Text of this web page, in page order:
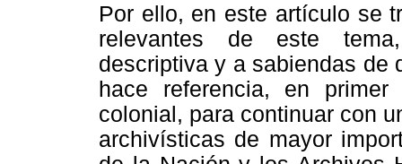
Por ello, en este artículo se
relevantes de este
descriptiva y a sabiendas de
hace referencia, en
colonial, para continuar con
archivísticas de mayor